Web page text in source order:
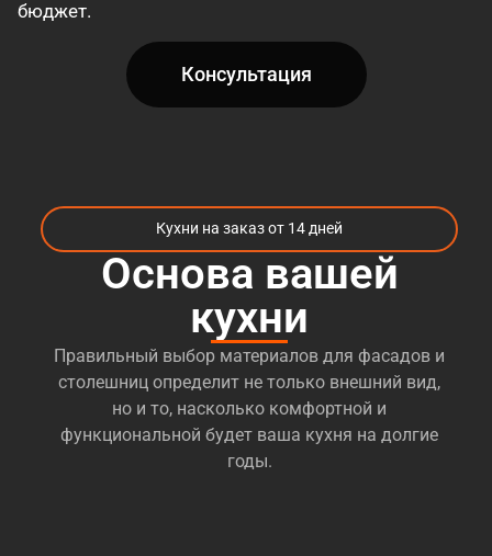
бюджет.
Консультация
Кухни на заказ от 14 дней
Основа вашей
кухни
Правильный выбор материалов для фасадов и
столешниц определит не только внешний вид,
но и то, насколько комфортной и
функциональной будет ваша кухня на долгие
годы.